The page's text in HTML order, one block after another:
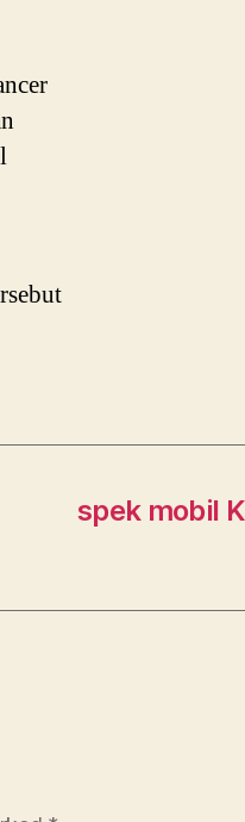
spek mobil